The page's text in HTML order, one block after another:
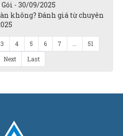
- 30/09/2025
không? Đánh giá từ chuyên
3 4 5 6 7
51
Next Last